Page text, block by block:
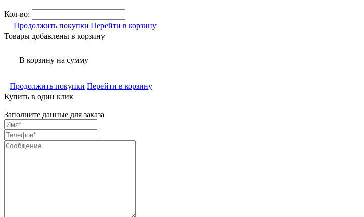
Кол-во:
Продолжить покупки Перейти в корзину
Товары добавлены в корзину
В корзину на сумму
Продолжить покупки Перейти в корзину
Купить в один клик
Заполните данные для заказа